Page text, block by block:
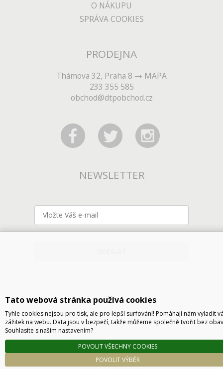
O NÁKUPU
SPRÁVA COOKIES
PRODEJNA
Thámova 32, Praha 8
MAPA
233 355 585
obchod@dtpobchod.cz
NEWSLETTER
Technické řešení © 2026 CyberSoft s.r.o.
Podle zákona o evidenci tržeb je prodávající povinen vystavit kupujícímu účtenku. Zároveň
je povinen zaevidovat přijatou tržbu u správce daně online, v případě technického
Tato webová stránka používá cookies
Tyhle cookies nejsou pro tisk, ale pro lepší surfování! Pomáhají nám vyladit
zážitek na webu. Data jsou v bezpečí, takže můžeme společně tvořit bez
Souhlasíte s naším nastavením?
POVOLIT VÝBĚR
POVOLIT VŠECHNY COOKIES